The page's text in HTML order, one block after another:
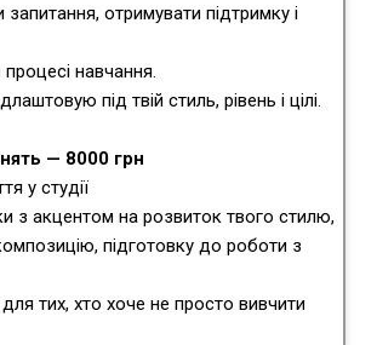
запитання, отримувати підтримку і
навчання.
під твій стиль, рівень і цілі.
— 8000 грн
у студії
з акцентом на розвиток твого стилю,
композицію, підготовку до роботи з
тих, хто хоче не просто вивчити